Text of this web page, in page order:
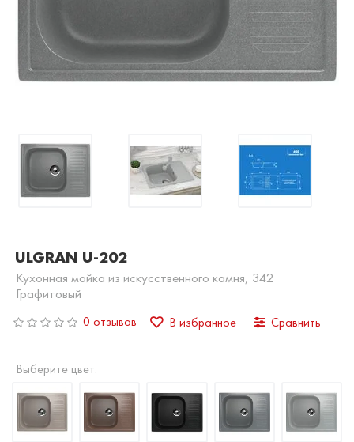
ULGRAN U-202
Кухонная мойка из искусственного камня, 342
Графитовый
0 отзывов В избранное Сравнить
Выберите цвет: